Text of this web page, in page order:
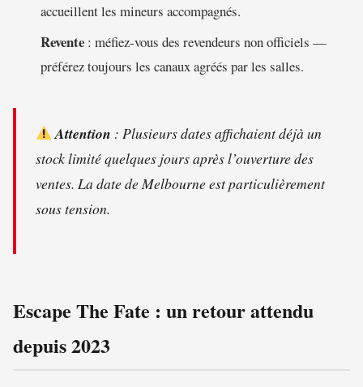
accueillent les mineurs accompagnés.
Revente: méfiez-vous des revendeurs non officiels —
préférez toujours les canaux agréés par les salles.
Attention : Plusieurs dates affichaient déjà un
stock limité quelques jours après l’ouverture des
ventes. La date de Melbourne est particulièrement
sous tension.
Escape The Fate : un retour attendu
depuis 2023